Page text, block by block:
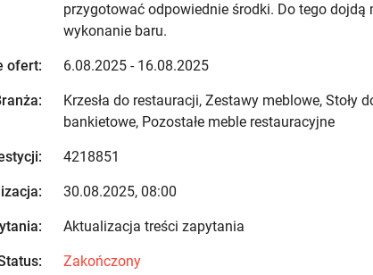
przygotować odpowiednie środki. Do tego dojdą
wykonanie baru.
ofert: 6.08.2025 - 16.08.2025
Krzesła do restauracji, Zestawy meblowe, Stoły
bankietowe, Pozostałe meble restauracyjne
4218851
30.08.2025, 08:00
Aktualizacja treści zapytania
Zakończony